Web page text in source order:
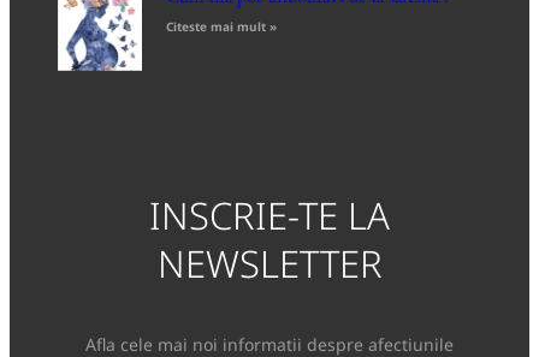
Citeste mai mult »
INSCRIE-TE LA
NEWSLETTER
Afla cele mai noi informatii despre afectiunile